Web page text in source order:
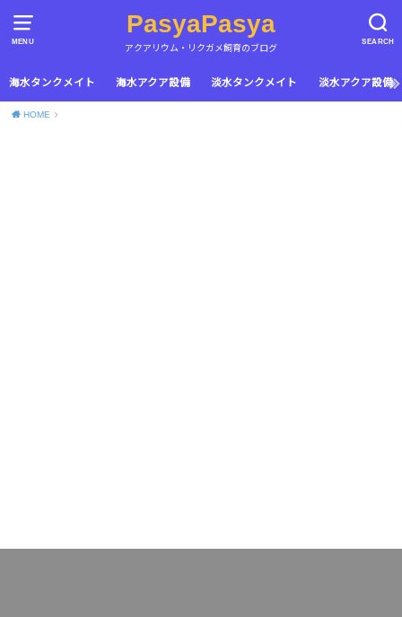
MENU SEARCH
PasyaPasya
アクアリウム・リクガメ飼育のブログ
海水タンクメイト 海水アクア設備 淡水タンクメイト 淡水アクア設備
HOME